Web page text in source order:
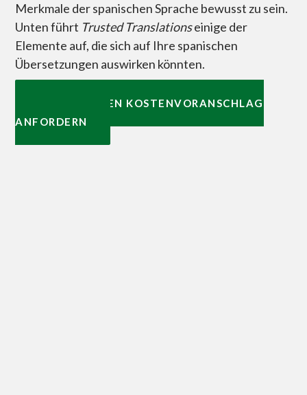
Merkmale der spanischen Sprache bewusst zu sein.
Unten führt Trusted Translationseinige der
Elemente auf, die sich auf Ihre spanischen
Übersetzungen auswirken könnten.
KOSTENLOSEN KOSTENVORANSCHLAG
ANFORDERN